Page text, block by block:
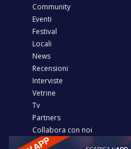
Community
Eventi
Festival
Locali
News
Recensioni
Interviste
Vetrine
Tv
Partners
Collabora con noi